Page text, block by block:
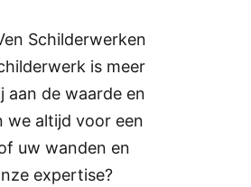
Schilderwerken
is meer
aan de waarde en
we altijd voor een
uw wanden en
expertise?